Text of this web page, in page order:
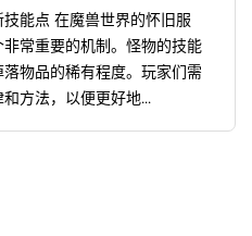
能点 在魔兽世界的怀旧服
常重要的机制。怪物的技能
物品的稀有程度。玩家们需
方法，以便更好地...